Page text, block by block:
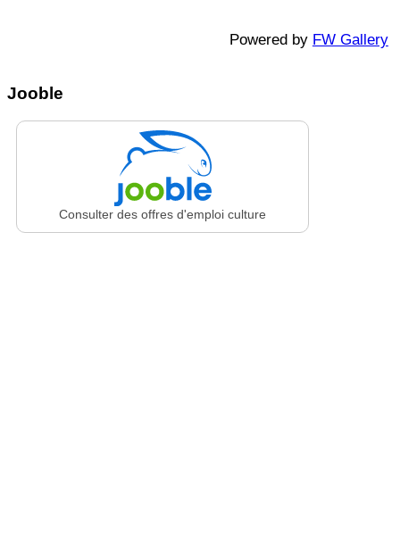
Powered by FW Gallery
Jooble
Consulter des offres d'emploi culture